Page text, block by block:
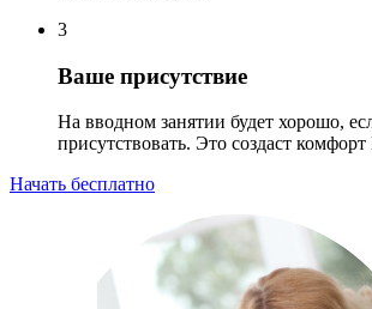
3
Ваше присутствие
На вводном занятии будет хорошо,
присутствовать. Это создаст
Начать бесплатно